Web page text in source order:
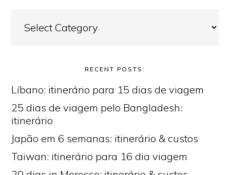
RECENT POSTS:
Líbano: itinerário para 15 dias de viagem
25 dias de viagem pelo Bangladesh:
itinerário
Japão em 6 semanas: itinerário & custos
Taiwan: itinerário para 16 dia viagem